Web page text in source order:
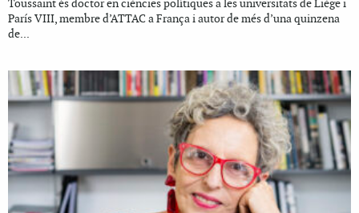
Toussaint és doctor en ciències polítiques a les universitats de Liège i
París VIII, membre d’ATTAC a França i autor de més d’una quinzena
de...